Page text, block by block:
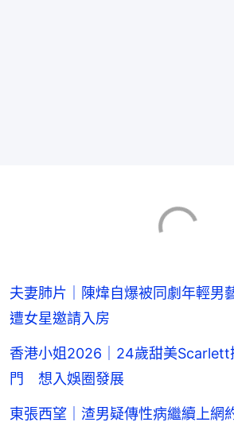
夫妻肺片｜陳煒自爆被同劇年輕
遭女星邀請入房
香港小姐2026｜24歲甜美Scarlett
門 想入娛圈發展
東張西望｜渣男疑傳性病繼續上